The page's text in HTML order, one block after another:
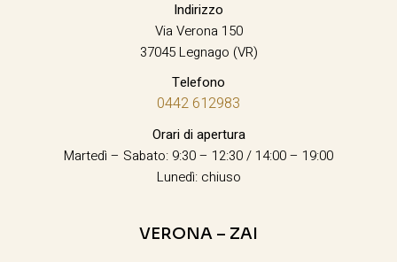
Indirizzo
Via Verona 150
37045 Legnago (VR)
Telefono
0442 612983
Orari di apertura
Martedì – Sabato: 9:30 – 12:30 / 14:00 – 19:00
Lunedì: chiuso
VERONA – ZAI